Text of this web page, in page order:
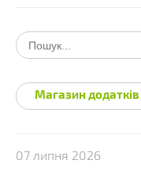
07 липня 2026
Магазин додатків